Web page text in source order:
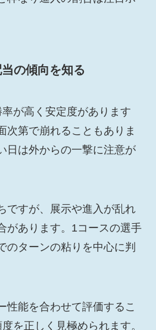
の傾向を知る
が高く安定度があります
次第で崩れることもありま
日は外からの一撃に注意が
ですが、展示や進入が乱れ
があります。1コースの選手
のターンの粘りを中心に判
性能を合わせて評価するこ
を正しく見極められます。